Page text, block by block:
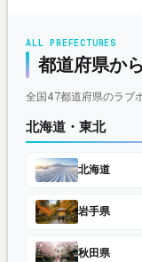
ALL PREFECTURES
都道府県か
全国47都道府県のラブ
北海道・東北
北海道
岩手県
秋田県